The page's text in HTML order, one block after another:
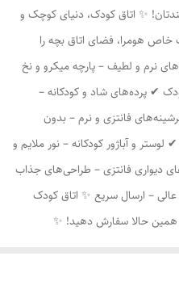
✨ اتاق کودک، دنیای کوچک و
خاص هومرا، فضای اتاق بچه را
نرم و لطیف – پارچه میکرو و نخ
✔ پرده‌های شاد و کودکانه –
فانتزی و نرم – بدون
و آباژور کودکانه – نور ملایم و
دیواری فانتزی – طراحی‌های جذاب
– ارسال سریع ✨ اتاق کودک
همین حالا سفارش دهید! ✨